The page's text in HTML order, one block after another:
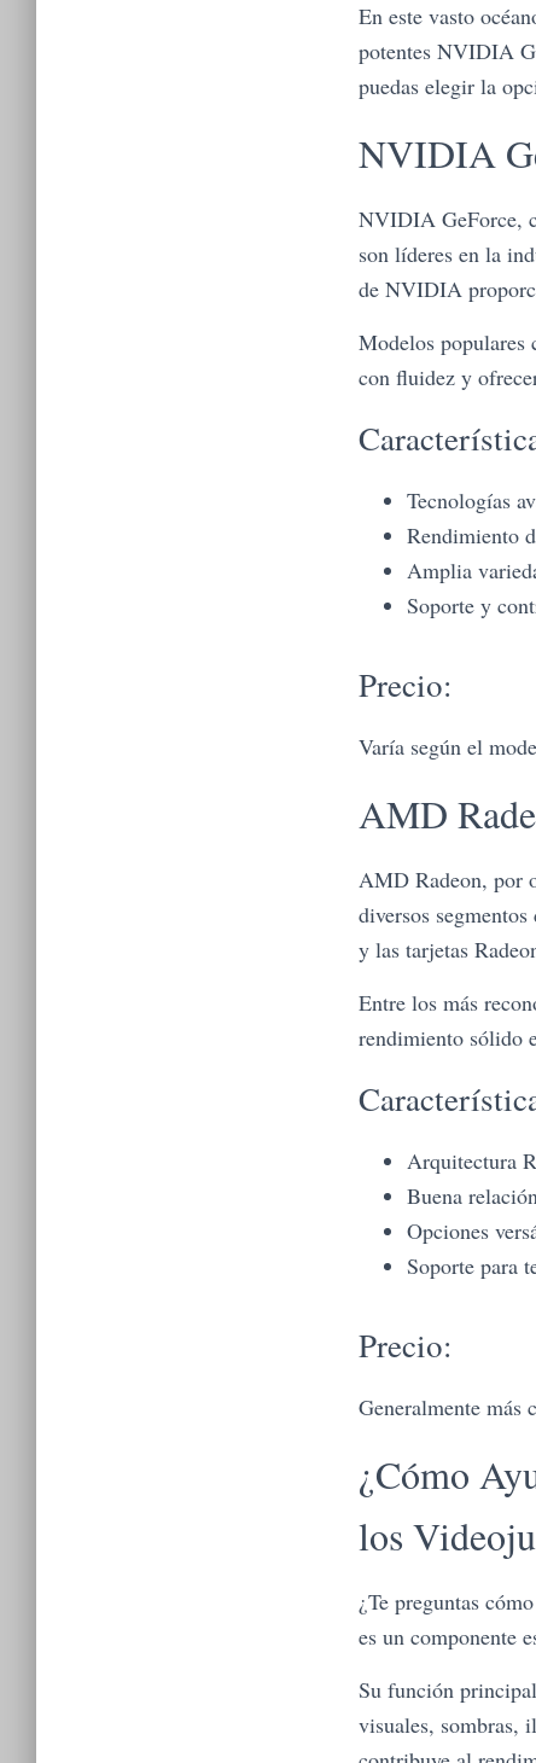
En este vasto
potentes NVIDIA
puedas elegir la
NVIDIA
NVIDIA GeForce,
son líderes en la
de NVIDIA
Modelos populares
con fluidez y
Tecnologías
Rendimiento
Amplia
Soporte y
Precio:
Varía según el
AMD
AMD Radeon, por
diversos
y las tarjetas
Entre los más
rendimiento sólido
Arquitectura
Buena
Opciones
Soporte para
Precio:
Generalmente
¿Cómo
los
¿Te preguntas
es un componente
Su función
visuales, sombras,